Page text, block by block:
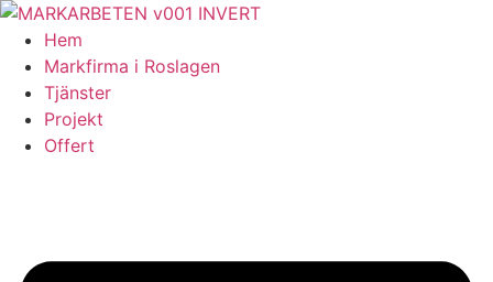
Skip
content
Hem
Markfirma i Roslagen
Tjänster
Projekt
Offert